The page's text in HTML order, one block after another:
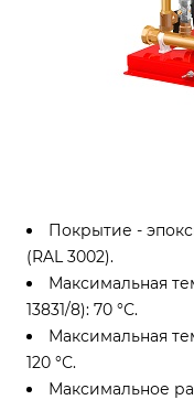
Покрытие -
(RAL 3002).
Максимальная
13831/8): 70 °С.
Максимальная
120 °С.
Максимальное